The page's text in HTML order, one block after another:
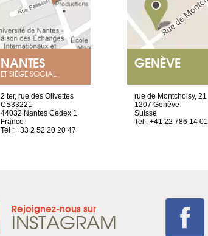
NANTES
ET SIÈGE SOCIAL
2 ter, rue des Olivettes
CS33221
44032 Nantes Cedex 1
France
Tel : +33 2 52 20 20 47
GENÈVE
rue de Montchoisy, 21
1207 Genève
Suisse
Tel : +41 22 786 14 01
Rejoignez-nous sur
INSTAGRAM